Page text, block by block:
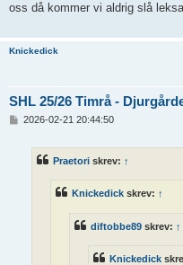
g
oss då kommer vi aldrig slå
Knickedick
SHL 25/26 Timrå -
2026-02-21 20:44:50
Praetori skrev: ↑
Knickedick skrev: ↑
diftobbe89 skrev: ↑
Knickedick